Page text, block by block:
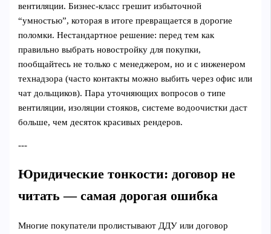
вентиляции. Бизнес-класс грешит избыточной
“умностью”, которая в итоге превращается в дорогие
поломки. Нестандартное решение: перед тем как
правильно выбрать новостройку для покупки,
пообщайтесь не только с менеджером, но и с инженером
технадзора (часто контакты можно выбить через офис или
чат дольщиков). Пара уточняющих вопросов о типе
вентиляции, изоляции стояков, системе водоочистки даст
больше, чем десяток красивых рендеров.
---
Юридические тонкости: договор не
читать — самая дорогая ошибка
Многие покупатели пролистывают ДДУ или договор